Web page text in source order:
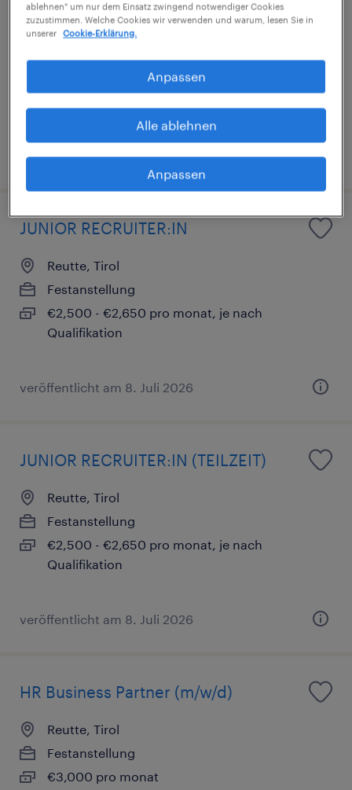
Metallindustrie
€40,000 - €45,500 pro jahr, je nach Erfahrung
veröffentlicht am 8. Juli 2026
JUNIOR RECRUITER:IN
Reutte, Tirol
Festanstellung
€2,500 - €2,650 pro monat, je nach
Qualifikation
veröffentlicht am 8. Juli 2026
JUNIOR RECRUITER:IN (TEILZEIT)
Reutte, Tirol
Festanstellung
€2,500 - €2,650 pro monat, je nach
Qualifikation
veröffentlicht am 8. Juli 2026
HR Business Partner (m/w/d)
Reutte, Tirol
Festanstellung
€3,000 pro monat
ablehnen" um nur dem Einsatz zwingend notwendiger Cookies
zuzustimmen. Welche Cookies wir verwenden und warum, lesen Sie in
unserer
Cookie-Erklärung.
Anpassen
Alle ablehnen
Anpassen